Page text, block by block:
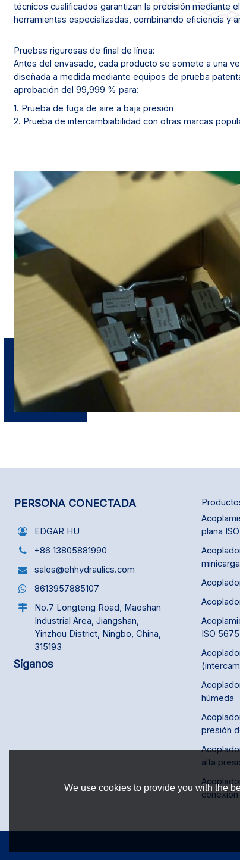
técnicos cualificados garantizan la precisión mediante
herramientas especializadas, combinando eficiencia y
Pruebas rigurosas de final de línea:
Antes del envasado, cada producto se somete a una
diseñada a medida mediante equipos de prueba
aprobación del 99,999 % para:
1. Prueba de fuga de aire a baja presión
2. Prueba de intercambiabilidad con otras marcas
PERSONA CONECTADA
EDGAR HU
+86 13805881990
sales@ehhydraulics.com
8613957885107
No.7 Longteng Road, Maoshan
Industrial Area, Jiangshan,
Yinzhou District, Ningbo, China,
315193
Síganos
plana
ISO 5675
húmeda
presión
alta
We use cookies to provide you with the